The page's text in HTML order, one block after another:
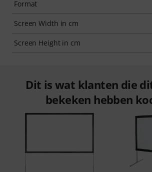
Format
Screen Width in cm
Screen Height in cm
Dit is wat klanten die
bekeken hebben